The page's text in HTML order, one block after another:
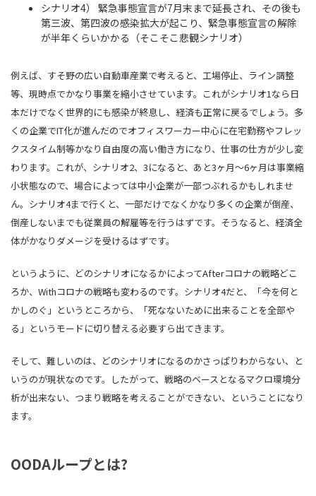
シナリオ4） 緊急事態宣言が7月末まで延長され、その後も
第三波、第四波の感染拡大が起こり、緊急事態宣言の解除
が半年くらいかかる（そこそこ悲観シナリオ）
例えば、すそ野の広い自動車産業で考えると、工場停止、ライン調整
等、現時点でかなり事業を縮小させています。これがシナリオ1なら日
本だけでなく世界的にも感染が終息し、経済も正常に戻るでしょう。多
くの企業でIT化が進んだのでオフィスワーカー中心に在宅勤務やフレッ
クスタイム制等かなり自由度の高い働き方になり、仕事の仕方が少し変
わります。これが、シナリオ2、3になると、あと3ヶ月～6ヶ月は事業縮
小状態なので、場合によっては中小企業が一部つぶれるかもしれませ
ん。シナリオ4まで行くと、一部だけでなくかなり多くの企業が倒産、
倒産しないまでも従業員の解雇等を行うはずです。そうなると、経済全
体がかなりダメージを受けるはずです。
というように、どのシナリオになるかによってAfterコロナの戦略どこ
ろか、Withコロナの戦略も変わるのです。シナリオ4だと、「今を何と
かしのぐ」というところから、「死なないために出来ることを全部や
る」というモードに切り替える必要すら出てきます。
そして、難しいのは、どのシナリオになるのかさっぱりわからない、と
いうのが現状なのです。したがって、戦略のベースとなるマクロ環境分
析が出来ない、つまり戦略を考えることができない、ということになり
ます。
OODAループとは?